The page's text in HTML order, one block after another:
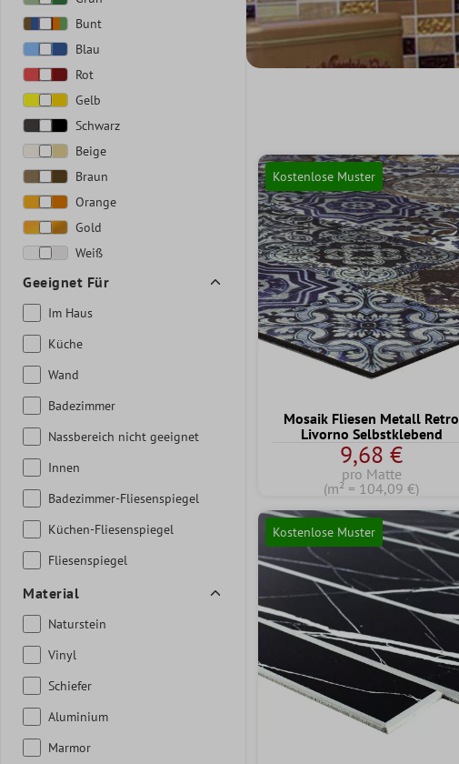
Bunt
Blau
Rot
Gelb
Schwarz
Beige
Braun
Orange
Gold
Weiß
Geeignet Für
Im Haus
Küche
Wand
Badezimmer
Nassbereich nicht geeignet
Innen
Badezimmer-Fliesenspiegel
Küchen-Fliesenspiegel
Fliesenspiegel
Material
Naturstein
Vinyl
Schiefer
Aluminium
Marmor
Kostenlose Muster
Mosaik Fliesen Metall Retro
Livorno Selbstklebend
9,68 €
pro Matte
(m² = 104,09 €)
Kostenlose Muster